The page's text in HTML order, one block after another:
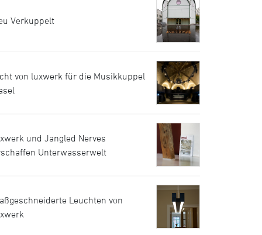
Verkuppelt
von luxwerk für die Musikkuppel
und Jangled Nerves
Unterwasserwelt
Leuchten von